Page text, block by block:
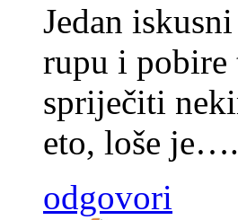
Jedan
rupu i pobire
spriječiti
eto, loše je….
odgovori